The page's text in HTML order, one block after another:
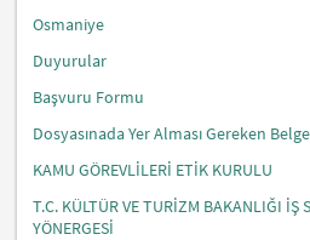
Osmaniye
Duyurular
Başvuru Formu
Dosyasınada Yer Alması Gereken
KAMU GÖREVLİLERİ ETİK KURULU
T.C. KÜLTÜR VE TURİZM BAKANLIĞI İŞ
YÖNERGESİ